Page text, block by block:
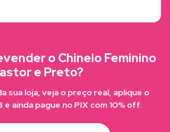
o Chinelo Feminino
e Preto?
sua loja, veja o preço real, aplique o
e ainda pague no PIX com 10% off.